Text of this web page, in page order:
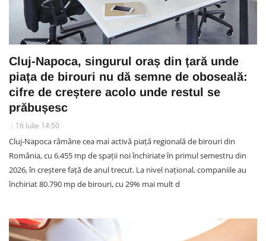
Cluj-Napoca, singurul oraș din țară unde
piața de birouri nu dă semne de oboseală:
cifre de creștere acolo unde restul se
prăbușesc
16 Iulie 14:50
Cluj-Napoca rămâne cea mai activă piață regională de birouri din
România, cu 6.455 mp de spații noi închiriate în primul semestru din
2026, în creștere față de anul trecut. La nivel național, companiile au
închiriat 80.790 mp de birouri, cu 29% mai mult d